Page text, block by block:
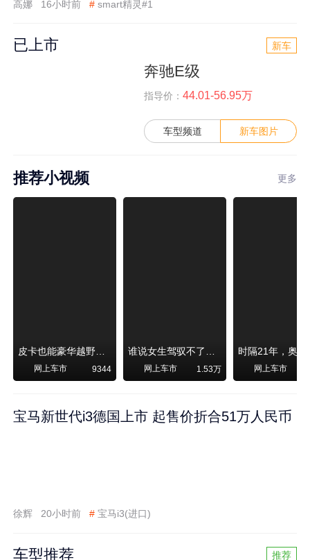
高娜 16小时前 # smart精灵#1
已上市 新车
奔驰E级
指导价： 44.01-56.95万
车型频道 新车图片
推荐小视频 更多
皮卡也能豪华越野！纵横F700上市，限时卖29.99万起
网上车市 9344
谁说女生驾驭不了大SUV？看我开问界M6驰骋坝上草原！
网上车市 1.53万 网上车市
宝马新世代i3德国上市 起售价折合51万人民币
徐辉 20小时前 # 宝马i3(进口)
车型推荐 推荐